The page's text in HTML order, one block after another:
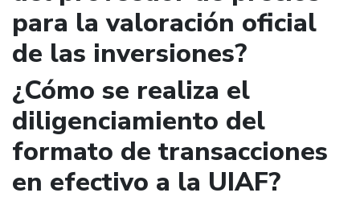
para la valoración oficial
de las inversiones?
¿Cómo se realiza el
diligenciamiento del
formato de transacciones
en efectivo a la UIAF?